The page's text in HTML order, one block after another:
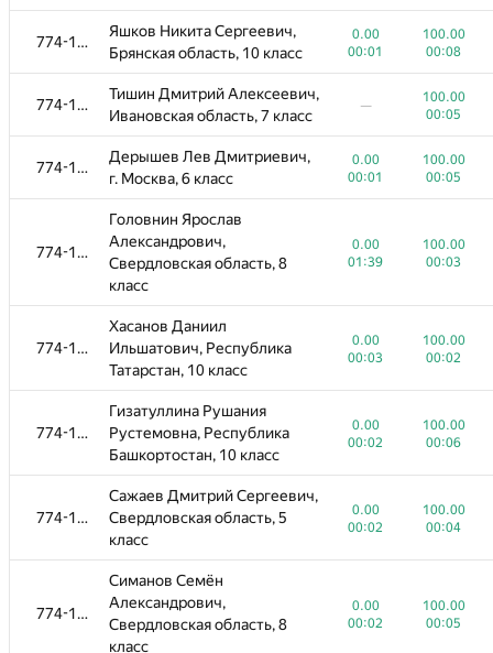
774-1096
Яшков Никита Сергеевич,
Брянская область, 10 класс
0.00
00:01
100.00
00:08
774-1096
Тишин Дмитрий Алексеевич,
Ивановская область, 7 класс
—
100.00
00:05
774-1096
Дерышев Лев Дмитриевич,
г. Москва, 6 класс
0.00
00:01
100.00
00:05
774-1096
Головнин Ярослав
Александрович,
Свердловская область, 8
класс
0.00
01:39
100.00
00:03
774-1096
Хасанов Даниил
Ильшатович, Республика
Татарстан, 10 класс
0.00
00:03
100.00
00:02
774-1096
Гизатуллина Рушания
Рустемовна, Республика
Башкортостан, 10 класс
0.00
00:02
100.00
00:06
774-1096
Сажаев Дмитрий Сергеевич,
Свердловская область, 5
класс
0.00
00:02
100.00
00:04
774-1096
Симанов Семён
Александрович,
Свердловская область, 8
класс
0.00
00:02
100.00
00:05